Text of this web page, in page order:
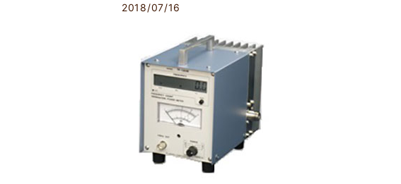
2018/07/16